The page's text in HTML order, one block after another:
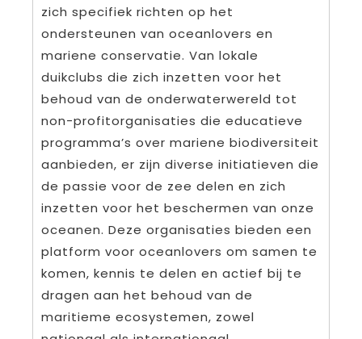
zich specifiek richten op het
ondersteunen van oceanlovers en
mariene conservatie. Van lokale
duikclubs die zich inzetten voor het
behoud van de onderwaterwereld tot
non-profitorganisaties die educatieve
programma’s over mariene biodiversiteit
aanbieden, er zijn diverse initiatieven die
de passie voor de zee delen en zich
inzetten voor het beschermen van onze
oceanen. Deze organisaties bieden een
platform voor oceanlovers om samen te
komen, kennis te delen en actief bij te
dragen aan het behoud van de
maritieme ecosystemen, zowel